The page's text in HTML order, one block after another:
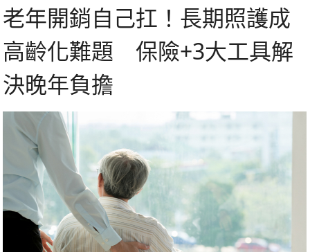
老年開銷自己扛！長期照護成
高齡化難題 保險+3大工具解
決晚年負擔